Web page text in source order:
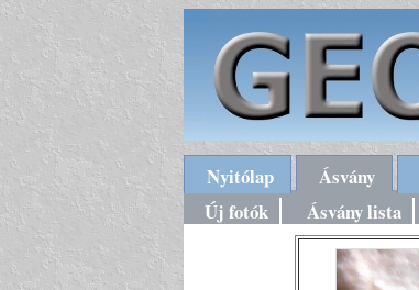
Nyitólap Ásvány
Új fotók
Ásvány lista